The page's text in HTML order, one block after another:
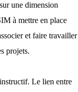
une dimension
à mettre en place
et faire travailler
projets.
Le lien entre